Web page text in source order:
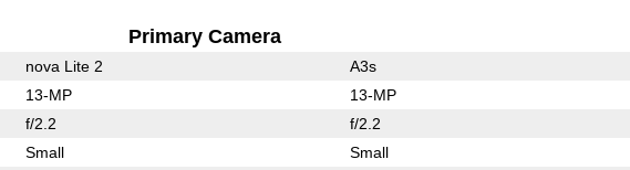
Primary Camera
nova Lite 2 A3s
13-MP 13-MP
f/2.2 f/2.2
Small Small